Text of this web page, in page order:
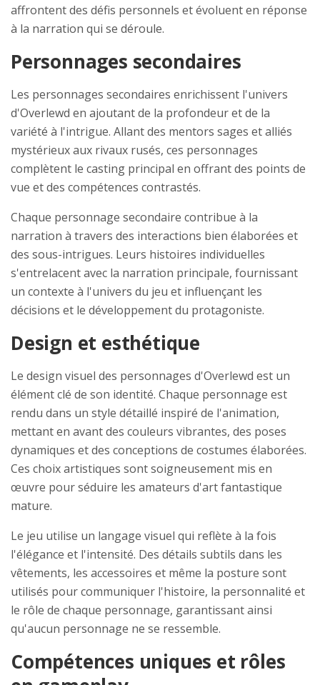
affrontent des défis personnels et évoluent en réponse
à la narration qui se déroule.
Personnages secondaires
Les personnages secondaires enrichissent l'univers
d'Overlewd en ajoutant de la profondeur et de la
variété à l'intrigue. Allant des mentors sages et alliés
mystérieux aux rivaux rusés, ces personnages
complètent le casting principal en offrant des points de
vue et des compétences contrastés.
Chaque personnage secondaire contribue à la
narration à travers des interactions bien élaborées et
des sous-intrigues. Leurs histoires individuelles
s'entrelacent avec la narration principale, fournissant
un contexte à l'univers du jeu et influençant les
décisions et le développement du protagoniste.
Design et esthétique
Le design visuel des personnages d'Overlewd est un
élément clé de son identité. Chaque personnage est
rendu dans un style détaillé inspiré de l'animation,
mettant en avant des couleurs vibrantes, des poses
dynamiques et des conceptions de costumes élaborées.
Ces choix artistiques sont soigneusement mis en
œuvre pour séduire les amateurs d'art fantastique
mature.
Le jeu utilise un langage visuel qui reflète à la fois
l'élégance et l'intensité. Des détails subtils dans les
vêtements, les accessoires et même la posture sont
utilisés pour communiquer l'histoire, la personnalité et
le rôle de chaque personnage, garantissant ainsi
qu'aucun personnage ne se ressemble.
Compétences uniques et rôles